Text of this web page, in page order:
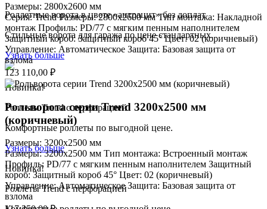
Роллетные ворота в цвете «антрацит» без доплат
Стильные ворота для гаража по цене стандартных.
Узнать больше
Новинка!
Роллеты Trend с перфорацией
Комфортные роллеты по выгодной цене.
Узнать больше
Новинка!
Роллеты Trend с перфорацией
Размеры: 2800x2600 мм
Серия: Trend Размеры: 2800x2600 мм Тип монтажа: Накладной
монтаж Профиль: PD/77 c мягким пенным наполнителем
Защитный короб: Защитный короб 45° Цвет: 02 (коричневый)
Управление: Автоматическое Защита: Базовая защита от
взлома
123 110,00 ₽
Рольворота серии Trend 3200x2500 мм
(коричневый)
Размеры: 3200x2500 мм
Размеры: 3200x2500 мм Тип монтажа: Встроенный монтаж
Профиль: PD/77 c мягким пенным наполнителем Защитный
короб: Защитный короб 45° Цвет: 02 (коричневый)
Управление: Автоматическое Защита: Базовая защита от
взлома